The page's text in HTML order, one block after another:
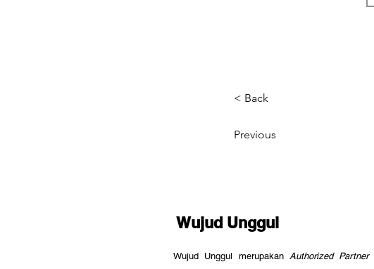
< Back
Previous
Wujud Unggul
Wujud Unggul merupakan Authorized Partner